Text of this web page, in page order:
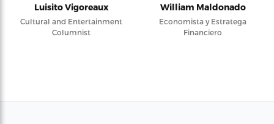
Luisito Vigoreaux
Cultural and Entertainment
Columnist
William Maldonado
Economista y Estratega
Financiero